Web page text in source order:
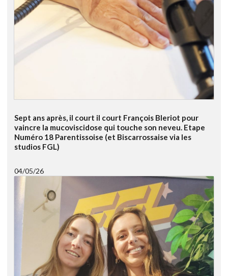
Sept ans après, il court il court François Bleriot pour
vaincre la mucoviscidose qui touche son neveu. Etape
Numéro 18 Parentissoise (et Biscarrossaise via les
studios FGL)
04/05/26